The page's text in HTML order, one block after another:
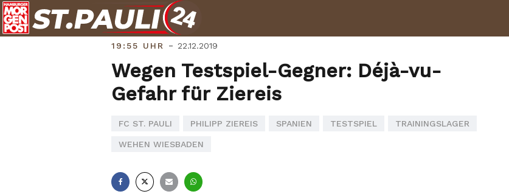
Skip
to
content
19:55 UHR - 22.12.2019
Wegen Testspiel-Gegner: Déjà-vu-
Gefahr für Ziereis
FC ST. PAULI PHILIPP ZIEREIS SPANIEN TESTSPIEL TRAININGSLAGER
WEHEN WIESBADEN